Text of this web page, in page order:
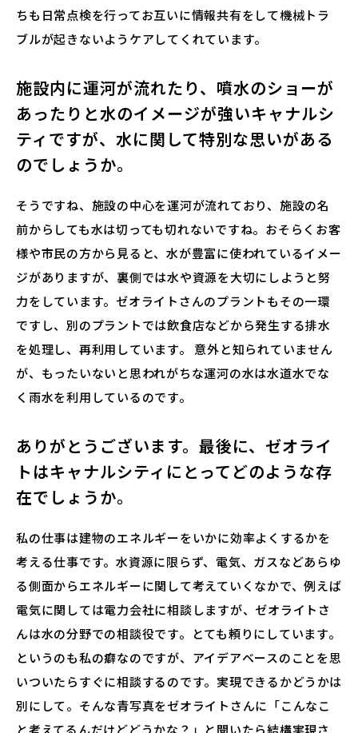
ちも日常点検を行ってお互いに情報共有をして機械トラ
ブルが起きないようケアしてくれています。
施設内に運河が流れたり、噴水のショーが
あったりと水のイメージが強いキャナルシ
ティですが、水に関して特別な思いがある
のでしょうか。
そうですね、施設の中心を運河が流れており、施設の名
前からしても水は切っても切れないですね。おそらくお客
様や市民の方から見ると、水が豊富に使われているイメー
ジがありますが、裏側では水や資源を大切にしようと努
力をしています。ゼオライトさんのプラントもその一環
ですし、別のプラントでは飲食店などから発生する排水
を処理し、再利用しています。 意外と知られていません
が、もったいないと思われがちな運河の水は水道水でな
く雨水を利用しているのです。
ありがとうございます。最後に、ゼオライ
トはキャナルシティにとってどのような存
在でしょうか。
私の仕事は建物のエネルギーをいかに効率よくするかを
考える仕事です。水資源に限らず、電気、ガスなどあらゆ
る側面からエネルギーに関して考えていくなかで、例えば
電気に関しては電力会社に相談しますが、ゼオライトさ
んは水の分野での相談役です。とても頼りにしています。
というのも私の癖なのですが、アイデアベースのことを思
いついたらすぐに相談するのです。実現できるかどうかは
別にして。そんな青写真をゼオライトさんに「こんなこ
と考えてるんだけどどうかな？」と聞いたら結構実現さ